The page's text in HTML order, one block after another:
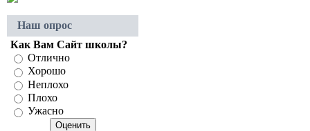
Наш опрос
Как Вам Сайт школы?
Отлично
Хорошо
Неплохо
Плохо
Ужасно